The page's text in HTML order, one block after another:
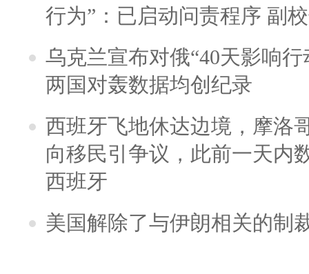
行为”：已启动问责程序 副
乌克兰宣布对俄“40天影响
两国对轰数据均创纪录
西班牙飞地休达边境，摩洛
向移民引争议，此前一天内
西班牙
美国解除了与伊朗相关的制